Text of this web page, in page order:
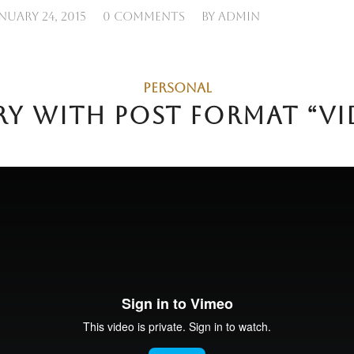
24, 2015
/ 0 COMMENTS
/ BY ADMIN
PERSONAL
WITH POST FORMAT